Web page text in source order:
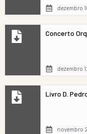
dezembro
Concerto
dezembro
Livro D.
novembro